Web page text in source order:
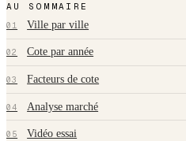
AU SOMMAIRE
01 Ville par ville
02 Cote par année
03 Facteurs de cote
04 Analyse marché
05 Vidéo essai